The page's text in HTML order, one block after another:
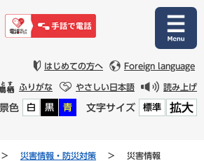
はじめての方へ Foreign language
ふりがな やさしい日本語 読み上げ
色 白 黒 青 文字サイズ 標準 拡大
> 災害情報・防災対策 > 災害情報